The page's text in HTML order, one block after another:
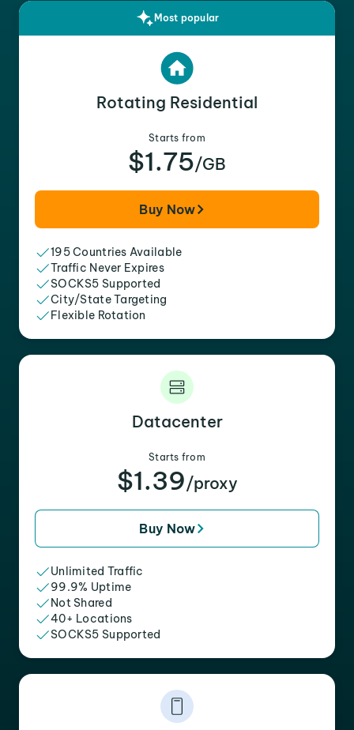
Most popular
Rotating Residential
Starts from
$1.75/GB
Buy Now
195 Countries Available
Traffic Never Expires
SOCKS5 Supported
City/State Targeting
Flexible Rotation
Datacenter
Starts from
$1.39/proxy
Buy Now
Unlimited Traffic
99.9% Uptime
Not Shared
40+ Locations
SOCKS5 Supported